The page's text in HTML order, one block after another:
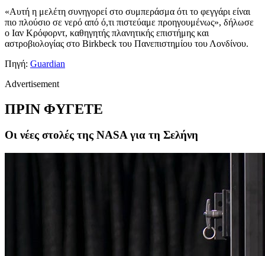
«Αυτή η μελέτη συνηγορεί στο συμπεράσμα ότι το φεγγάρι είναι
πιο πλούσιο σε νερό από ό,τι πιστεύαμε προηγουμένως», δήλωσε
ο Iαν Κρόφορντ, καθηγητής πλανητικής επιστήμης και
αστροβιολογίας στο Birkbeck του Πανεπιστημίου του Λονδίνου.
Πηγή: Guardian
Advertisement
ΠΡΙΝ ΦΥΓΕΤΕ
Οι νέες στολές της NASA για τη Σελήνη